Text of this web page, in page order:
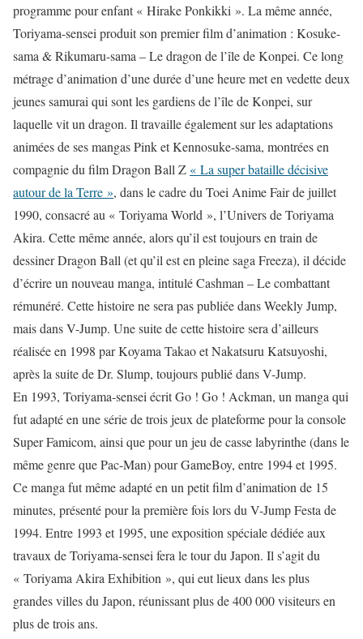
programme pour enfant « Hirake Ponkikki ». La même année,
Toriyama-sensei produit son premier film d’animation : Kosuke-
sama & Rikumaru-sama – Le dragon de l’île de Konpei. Ce long
métrage d’animation d’une durée d’une heure met en vedette deux
jeunes samurai qui sont les gardiens de l’île de Konpei, sur
laquelle vit un dragon. Il travaille également sur les adaptations
animées de ses mangas Pink et Kennosuke-sama, montrées en
compagnie du film Dragon Ball Z « La super bataille décisive
autour de la Terre », dans le cadre du Toei Anime Fair de juillet
1990, consacré au « Toriyama World », l’Univers de Toriyama
Akira. Cette même année, alors qu’il est toujours en train de
dessiner Dragon Ball (et qu’il est en pleine saga Freeza), il décide
d’écrire un nouveau manga, intitulé Cashman – Le combattant
rémunéré. Cette histoire ne sera pas publiée dans Weekly Jump,
mais dans V-Jump. Une suite de cette histoire sera d’ailleurs
réalisée en 1998 par Koyama Takao et Nakatsuru Katsuyoshi,
après la suite de Dr. Slump, toujours publié dans V-Jump.
En 1993, Toriyama-sensei écrit Go ! Go ! Ackman, un manga qui
fut adapté en une série de trois jeux de plateforme pour la console
Super Famicom, ainsi que pour un jeu de casse labyrinthe (dans le
même genre que Pac-Man) pour GameBoy, entre 1994 et 1995.
Ce manga fut même adapté en un petit film d’animation de 15
minutes, présenté pour la première fois lors du V-Jump Festa de
1994. Entre 1993 et 1995, une exposition spéciale dédiée aux
travaux de Toriyama-sensei fera le tour du Japon. Il s’agit du
« Toriyama Akira Exhibition », qui eut lieux dans les plus
grandes villes du Japon, réunissant plus de 400 000 visiteurs en
plus de trois ans.